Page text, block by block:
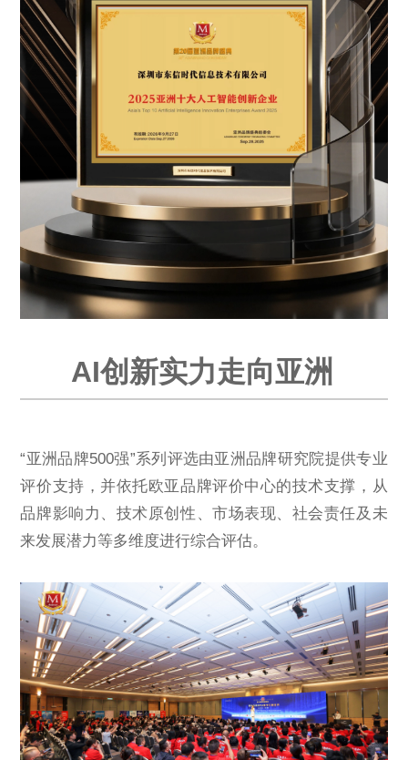
AI创新实力走向亚洲
“亚洲品牌500强”系列评选由亚洲品牌研究院提供专业
评价支持，并依托欧亚品牌评价中心的技术支撑，从
品牌影响力、技术原创性、市场表现、社会责任及未
来发展潜力等多维度进行综合评估。